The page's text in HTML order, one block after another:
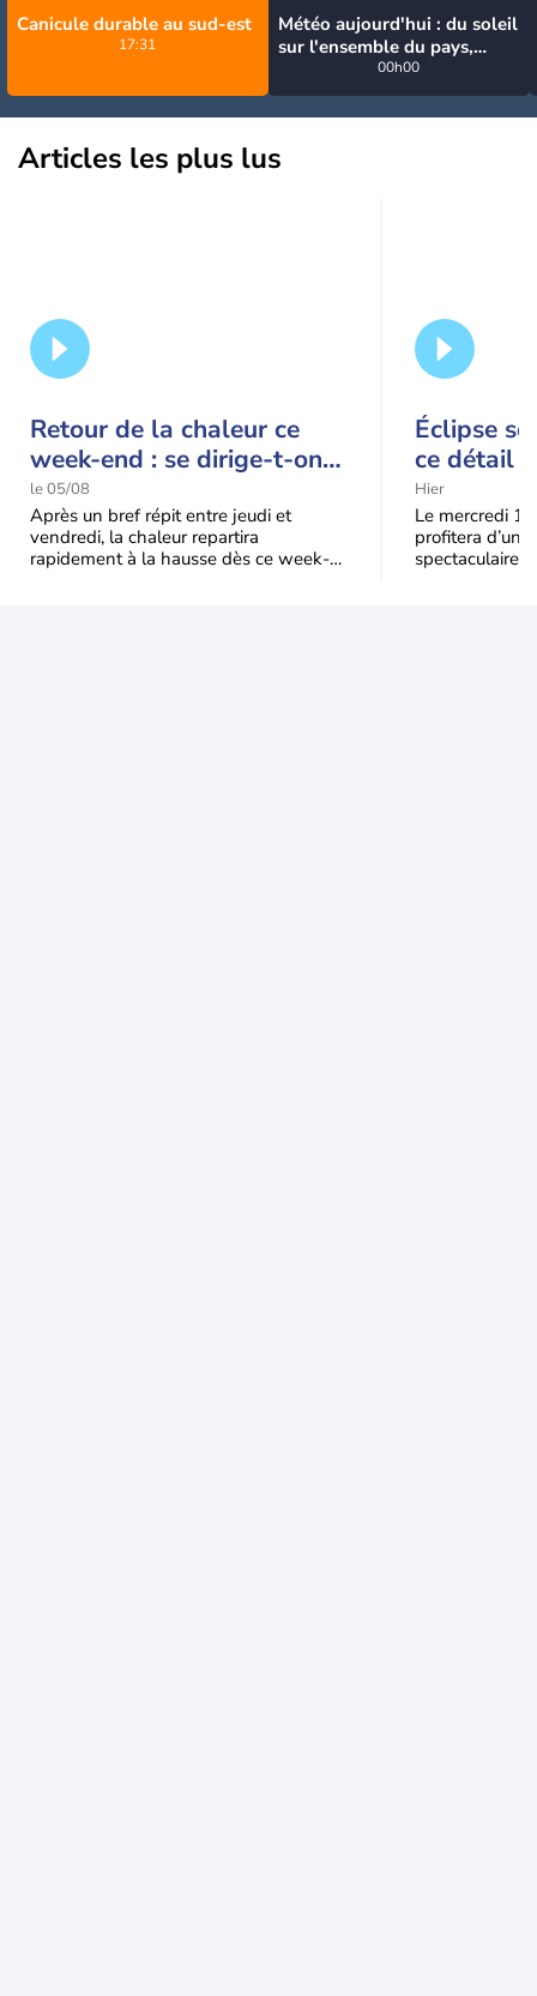
Canicule durable au sud-est
17:31
Météo aujourd'hui : du soleil
sur l'ensemble du pays,
jusqu'à 40°C au sud-est
00h00
Articles les plus lus
Retour de la chaleur ce
week-end : se dirige-t-on
vers une cinquième vague
de chaleur en France ?
le 05/08
Après un bref répit entre jeudi et
vendredi, la chaleur repartira
rapidement à la hausse dès ce week-
Éclipse
ce détail
spectacle
Hier
Le mercredi
profitera
spectaculaire,